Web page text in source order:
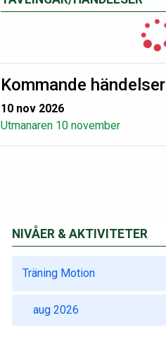
Kommande händelser
10 nov 2026
Utmanaren 10 november
NIVÅER & AKTIVITETER
Träning Motion
aug 2026